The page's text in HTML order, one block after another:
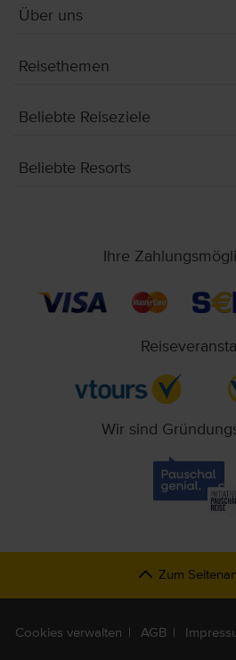
Über uns
Reisethemen
Beliebte Reiseziele
Beliebte Resorts
Ihre
Wir sind
Zum
Cookies verwalten AGB